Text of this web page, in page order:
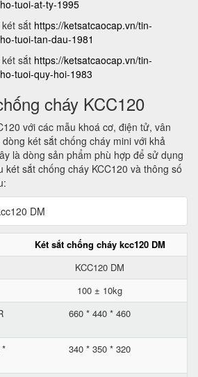
tuoi-at-ty-1995
sắt https://ketsatcaocap.vn/tin-
tuoi-tan-dau-1981
sắt https://ketsatcaocap.vn/tin-
tuoi-quy-hoi-1983
cháy KCC120
với các mẫu khoá cơ, điện tử, vân
két sắt chống cháy mini với khả
là dòng sản phẩm phù hợp để sử dụng
két sắt chống cháy KCC120 và thông số
Két sắt chống cháy kcc120 DM
KCC120 DM
100 ± 10kg
660 * 440 * 460
340 * 350 * 320